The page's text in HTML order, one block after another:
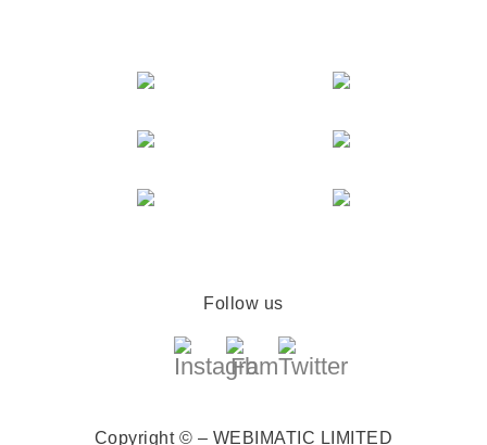
Follow us
Copyright © – WEBIMATIC LIMITED